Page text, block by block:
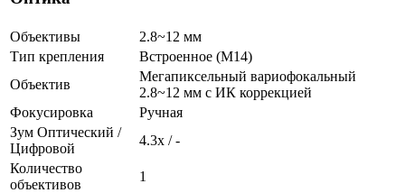
Объективы
2.8~12 мм
Тип крепления
Встроенное (М14)
Объектив
Мегапиксельный вариофокальный
2.8~12 мм c ИК коррекцией
Фокусировка
Ручная
Зум Оптический /
Цифровой
4.3х / -
Количество
объективов
1